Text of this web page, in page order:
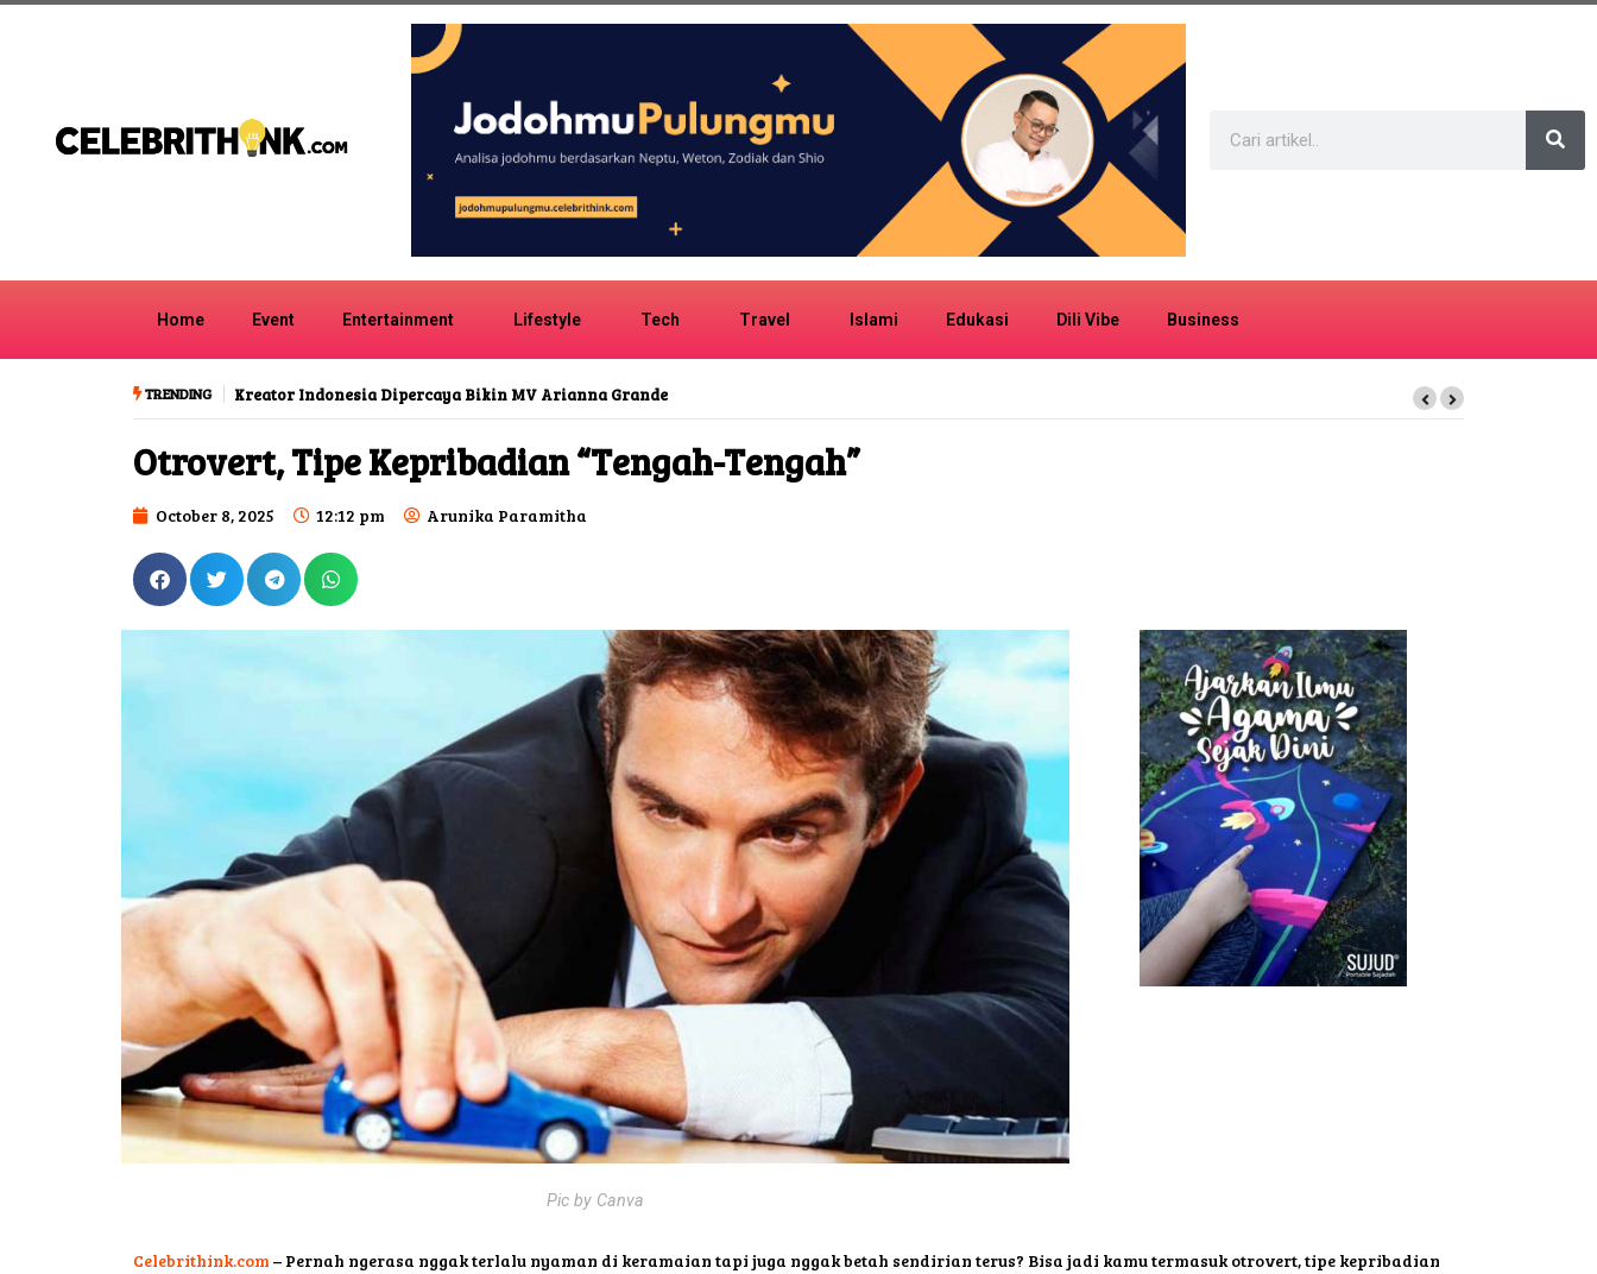
Home Event Entertainment Lifestyle Tech Travel Islami Edukasi Dili Vibe Business
TRENDING Kreator Indonesia Dipercaya Bikin MV Arianna Grande
Otrovert, Tipe Kepribadian “Tengah-Tengah”
October 8, 2025 12:12 pm Arunika Paramitha
Pic by Canva
Celebrithink.com – Pernah ngerasa nggak terlalu nyaman di keramaian tapi juga nggak betah sendirian terus? Bisa jadi kamu termasuk otrovert, tipe kepribadian